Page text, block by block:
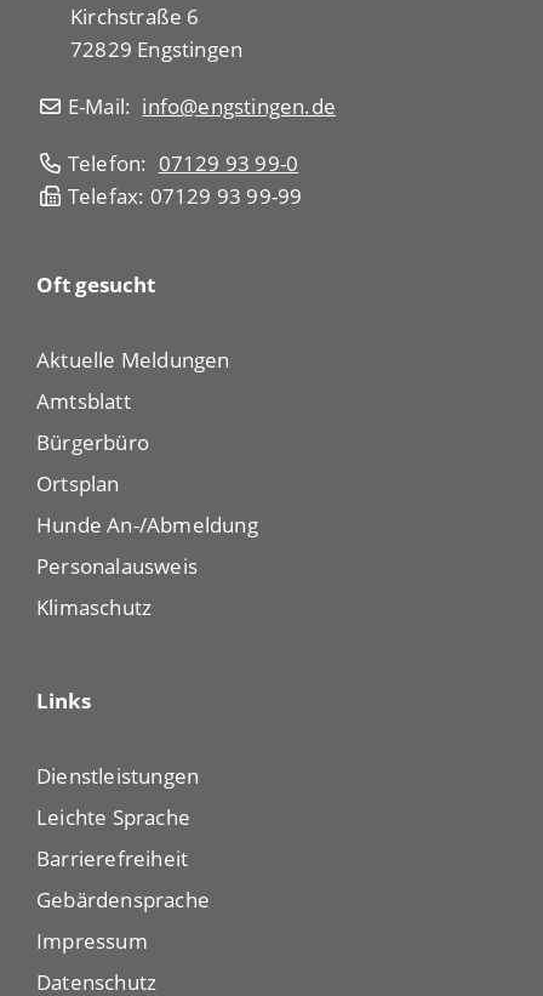
Kirchstraße 6
72829 Engstingen
E-Mail: info@engstingen.de
Telefon: 07129 93 99-0
Telefax: 07129 93 99-99
Oft gesucht
Aktuelle Meldungen
Amtsblatt
Bürgerbüro
Ortsplan
Hunde An-/Abmeldung
Personalausweis
Klimaschutz
Links
Dienstleistungen
Leichte Sprache
Barrierefreiheit
Gebärdensprache
Impressum
Datenschutz